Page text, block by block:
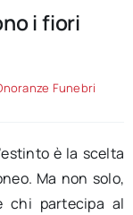
i fiori
Funebri
è la scelta
Ma non solo,
chi partecipa al